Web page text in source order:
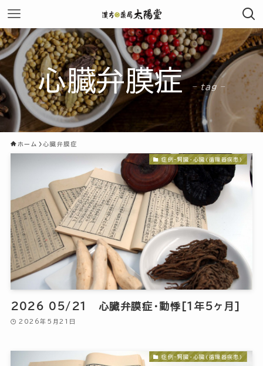
心臓弁膜症 – tag –
ホーム 心臓弁膜症
症例-腎臓・心臓(循環器疾患)
2026 05/21 心臓弁膜症・動悸[1年5ヶ月]
2026年5月21日
症例-腎臓・心臓(循環器疾患)